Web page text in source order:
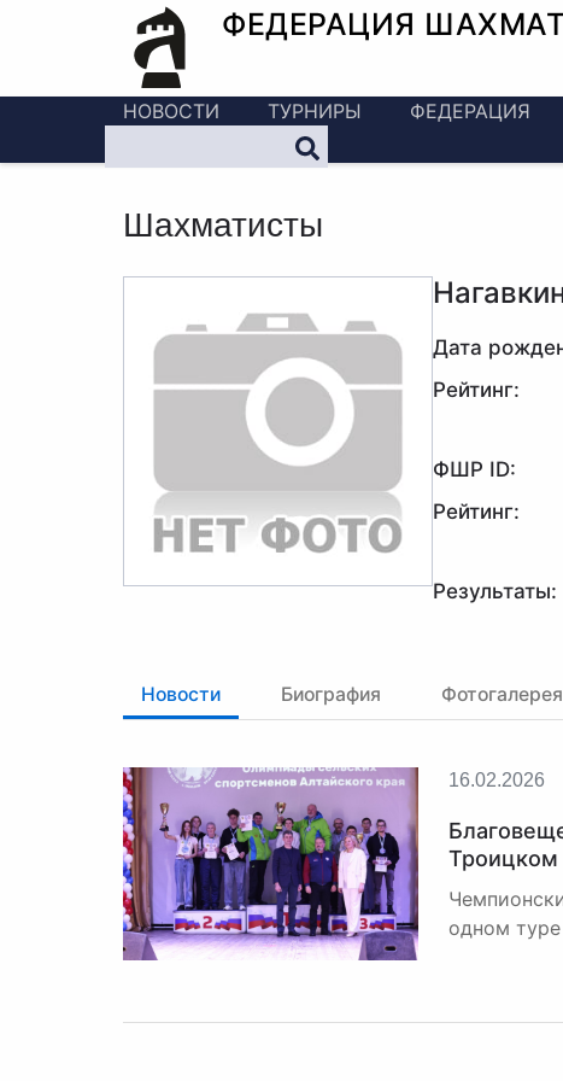
ФЕДЕРАЦИЯ
НОВОСТИ ТУРНИРЫ ФЕДЕРАЦИЯ
Шахматисты
Дата
Рейтинг:
ФШР ID:
Рейтинг:
Результаты:
Новости Биография Фотогалерея
16.02.2026
Троицком
одном